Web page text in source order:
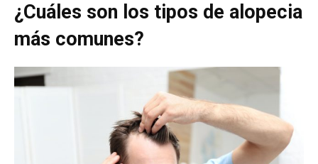
¿Cuáles son los tipos de alopecia
más comunes?